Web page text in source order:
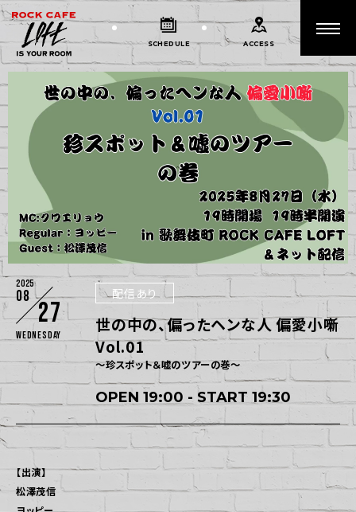
SCHEDULE ACCESS
2025
08
27
Wednesday
配信あり
世の中の、偏ったヘンな人 偏愛小噺
Vol.01
～珍スポット＆嘘のツアーの巻～
OPEN 19:00 - START 19:30
【出演】
松澤茂信